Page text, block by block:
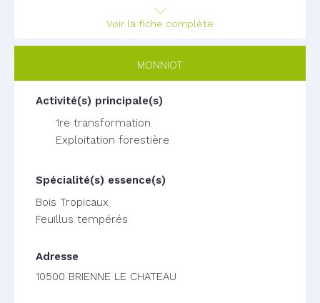
Voir la fiche complète
MONNIOT
1re transformation
Exploitation forestière
Bois Tropicaux
Feuillus tempérés
10500 BRIENNE LE CHATEAU